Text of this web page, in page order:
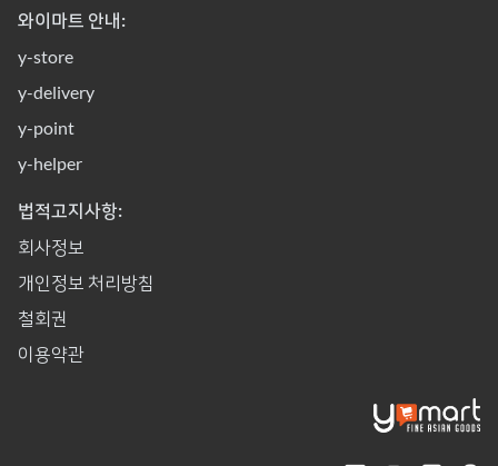
와이마트 안내:
y-store
y-delivery
y-point
y-helper
법적고지사항:
회사정보
개인정보 처리방침
철회권
이용약관